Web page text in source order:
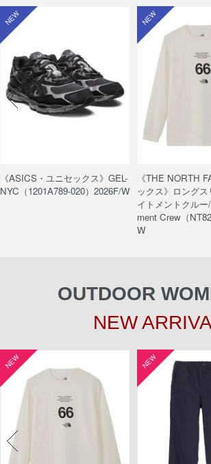
NEW
《ASICS・ユニセックス》GEL-
NYC（1201A789-020）2026F/W
NEW
《THE NORTH
ックス》ロング
イトメントクル
ment Crew（
W
OUTDOOR
NEW
NEW NEW